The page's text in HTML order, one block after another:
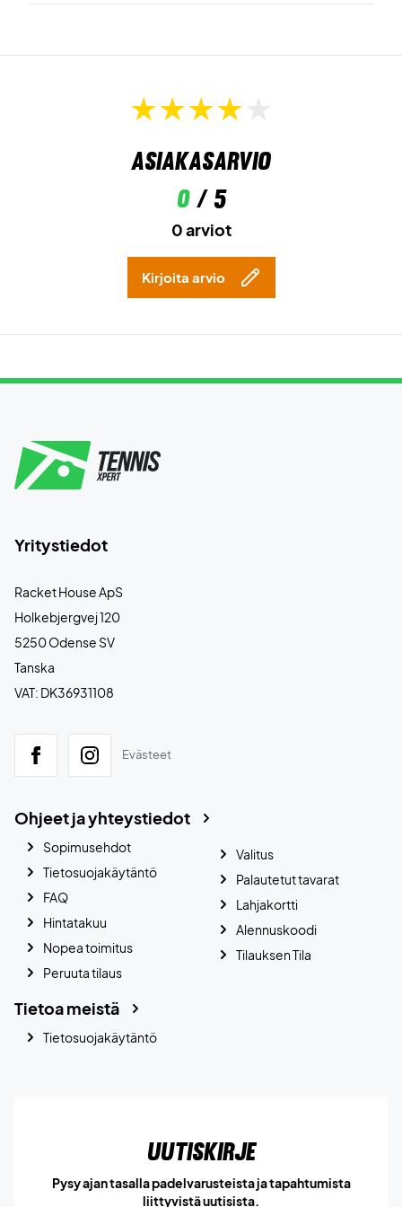
Asiakasarvio
0/ 5
0 arviot
Kirjoita arvio
Yritystiedot
Racket House ApS
Holkebjergvej 120
5250 Odense SV
Tanska
VAT: DK36931108
Evästeet
Ohjeet ja yhteystiedot
Sopimusehdot
Tietosuojakäytäntö
FAQ
Hintatakuu
Nopea toimitus
Peruuta tilaus
Valitus
Palautetut tavarat
Lahjakortti
Alennuskoodi
Tilauksen Tila
Tietoa meistä
Tietosuojakäytäntö
Uutiskirje
Pysy ajan tasalla padelvarusteista ja tapahtumista
liittyvistä uutisista.